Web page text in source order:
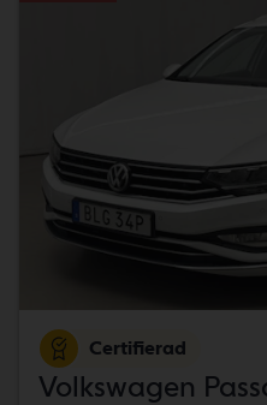
Certifierad
Volkswagen